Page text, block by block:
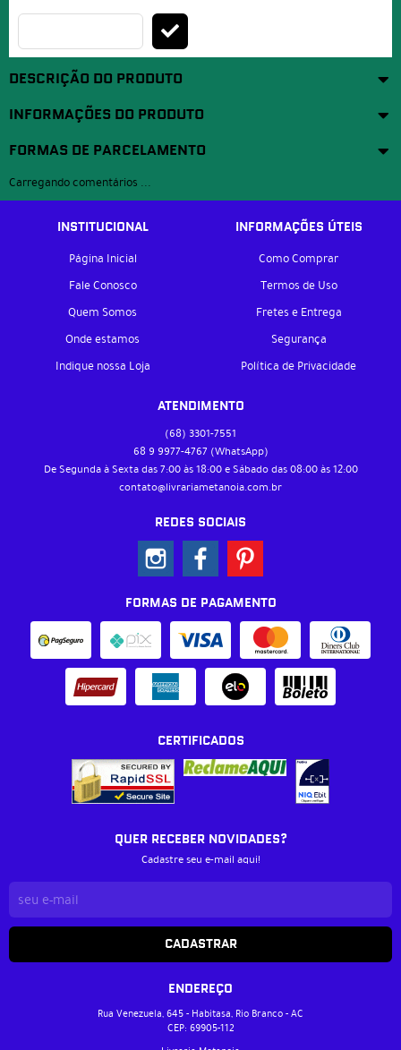
DESCRIÇÃO DO PRODUTO
INFORMAÇÕES DO PRODUTO
FORMAS DE PARCELAMENTO
Carregando comentários ...
INSTITUCIONAL
Página Inicial
Fale Conosco
Quem Somos
Onde estamos
Indique nossa Loja
INFORMAÇÕES ÚTEIS
Como Comprar
Termos de Uso
Fretes e Entrega
Segurança
Política de Privacidade
ATENDIMENTO
(68) 3301-7551
68 9 9977-4767 (WhatsApp)
De Segunda à Sexta das 7:00 às 18:00 e Sábado das 08:00 às 12:00
contato@livrariametanoia.com.br
REDES SOCIAIS
FORMAS DE PAGAMENTO
CERTIFICADOS
QUER RECEBER NOVIDADES?
Cadastre seu e-mail aqui!
CADASTRAR
ENDEREÇO
Rua Venezuela, 645- Habitasa, Rio Branco-AC
CEP: 69905-112